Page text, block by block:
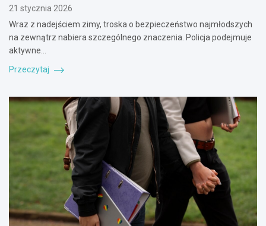
21 stycznia 2026
Wraz z nadejściem zimy, troska o bezpieczeństwo najmłodszych
na zewnątrz nabiera szczególnego znaczenia. Policja podejmuje
aktywne…
Przeczytaj